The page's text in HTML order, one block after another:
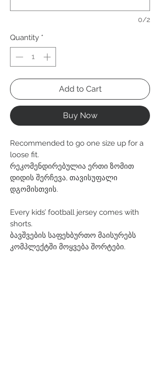
0/2
Quantity *
Add to Cart
Buy Now
Recommended to go one size up for a
loose fit.
რეკომენდირებულია ერთი ზომით
დიდის შერჩევა, თავისუფალი
დგომისთვის.
Every kids’ football jersey comes with
shorts.
ბავშვების საფეხბურთო მაისურებს
კომპლექტში მოყვება შორტები.